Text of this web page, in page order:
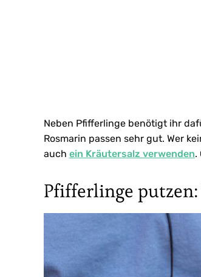
Neben Pfifferlinge benötigt ihr
Rosmarin passen sehr gut. Wer
auch ein Kräutersalz verwenden.
Pfifferlinge